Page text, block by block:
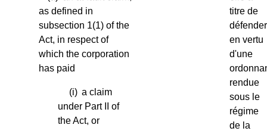
as defined in
subsection 1(1) of the
Act, in respect of
which the corporation
has paid
(i) a claim
under Part II of
the Act, or
titre de
en vertu
d'une
rendue
sous le
régime
de la